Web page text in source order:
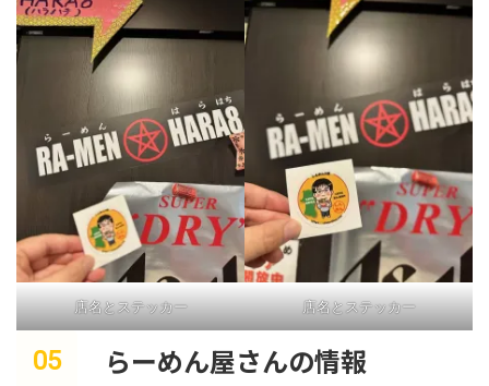
店名とステッカー 店名とステッカー
らーめん屋さんの情報